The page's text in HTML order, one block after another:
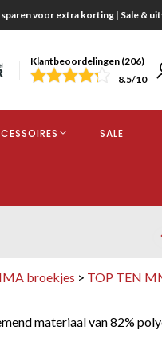
voor extra korting | Sale &
Klantbeoordelingen (206)
8.5/10
SALE
broekjes > TOP TEN
materiaal van 82%